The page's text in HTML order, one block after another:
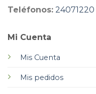
Mi Cuenta
Mis Cuenta
Mis pedidos
Teléfonos: 24071220